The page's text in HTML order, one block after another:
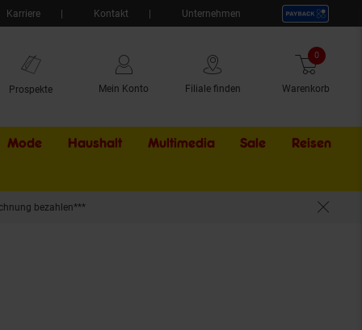
Karriere Kontakt Unternehmen
Prospekte Mein Konto Filiale finden Warenkorb
0 Artikel
Mode Haushalt Multimedia Sale Externer
Reisen
bezahlen***